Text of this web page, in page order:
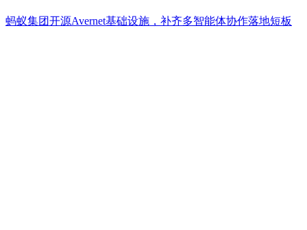
蚂蚁集团开源Avernet基础设施，补齐多智能体协作落地短板